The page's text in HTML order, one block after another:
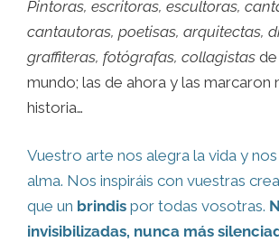
Pintoras, escritoras, escultoras,
cantautoras, poetisas, arquitectas,
graffiteras, fotógrafas, collagistas
mundo; las de ahora y las marcaron
historia…
Vuestro arte nos alegra la vida y
alma. Nos inspiráis con vuestras
que un brindis por todas vosotras.
invisibilizadas, nunca más